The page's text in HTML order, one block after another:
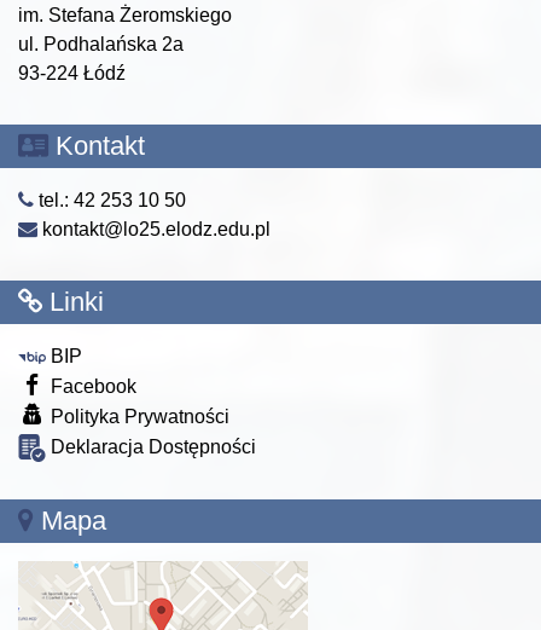
im. Stefana Żeromskiego
ul. Podhalańska 2a
93-224 Łódź
Kontakt
tel.: 42 253 10 50
kontakt@lo25.elodz.edu.pl
Linki
BIP
Facebook
Polityka Prywatności
Deklaracja Dostępności
Mapa